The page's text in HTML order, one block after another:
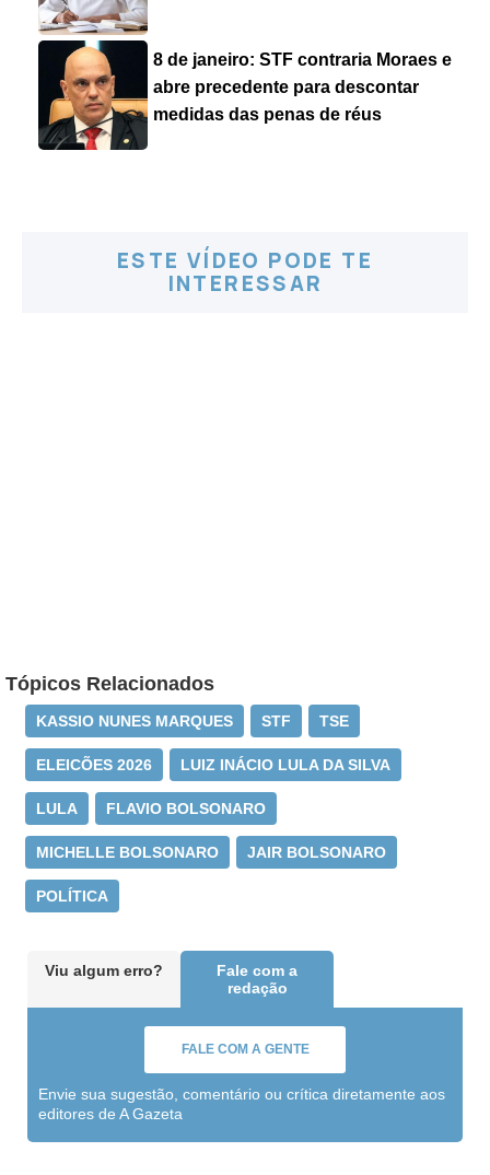
8 de janeiro: STF contraria Moraes e
abre precedente para descontar
medidas das penas de réus
ESTE VÍDEO PODE TE
INTERESSAR
Tópicos Relacionados
KASSIO NUNES MARQUES STF TSE
ELEICÕES 2026 LUIZ INÁCIO LULA DA SILVA
LULA FLAVIO BOLSONARO
MICHELLE BOLSONARO JAIR BOLSONARO
POLÍTICA
Viu algum erro?
Fale com a
redação
FALE COM A GENTE
Envie sua sugestão, comentário ou crítica diretamente aos
editores de A Gazeta